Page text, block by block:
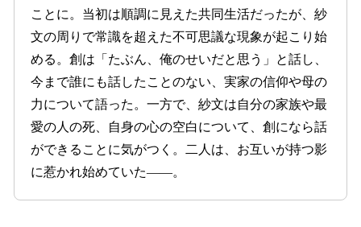
ことに。当初は順調に見えた共同生活だったが、紗
文の周りで常識を超えた不可思議な現象が起こり始
める。創は「たぶん、俺のせいだと思う」と話し、
今まで誰にも話したことのない、実家の信仰や母の
力について語った。一方で、紗文は自分の家族や最
愛の人の死、自身の心の空白について、創になら話
ができることに気がつく。二人は、お互いが持つ影
に惹かれ始めていた――。